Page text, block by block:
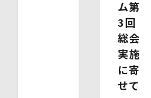
たもの）、その他法定代理権の確
【代理人様が成年被後見人の法定代
・ 代理人様ご本人の本人確認書類の
・ いずれかの写し（成年被後見人
登記事項証明書、その他法定代理
【委任による代理人様の場合】
ム第
3回
総会
実施
に寄
せて